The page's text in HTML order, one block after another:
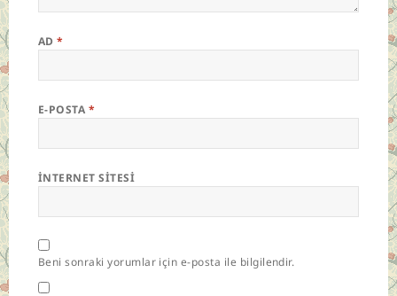
AD*
E-POSTA *
İNTERNET SITESI
Beni sonraki yorumlar için e-posta ile bilgilendir.